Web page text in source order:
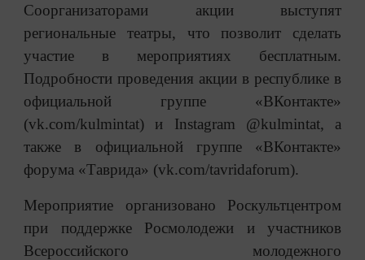
Соорганизаторами акции выступят
региональные театры, что позволит сделать
участие в мероприятиях бесплатным.
Подробности проведения акции в республике в
официальной группе «ВКонтакте»
(vk.com/kulmintat) и Instagram @kulmintat, а
также в официальной группе «ВКонтакте»
форума «Таврида» (vk.com/tavridaforum).
Мероприятие организовано Роскультцентром
при поддержке Росмолодежи и участников
Всероссийского молодежного